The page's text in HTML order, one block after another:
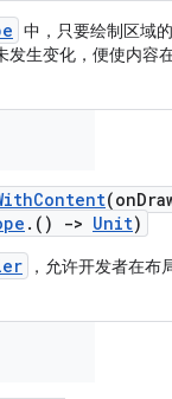
中，只要绘制区域
发生变化，便使内容
.() -> Unit)
，允许开发者在布